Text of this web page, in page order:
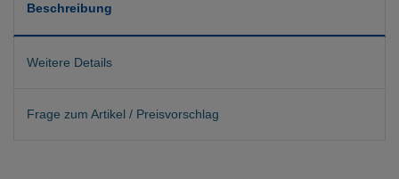
Beschreibung
Weitere Details
Frage zum Artikel / Preisvorschlag